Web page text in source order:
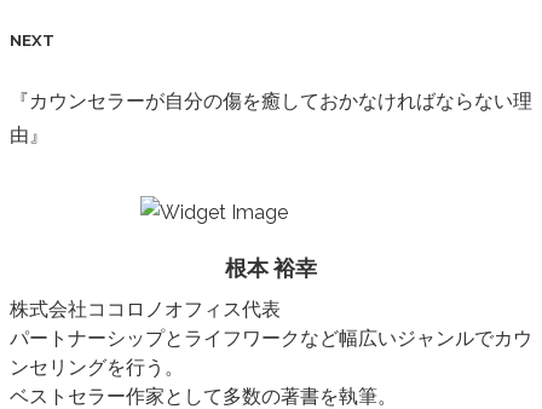
NEXT
『カウンセラーが自分の傷を癒しておかなければならない理
由』
根本 裕幸
株式会社ココロノオフィス代表
パートナーシップとライフワークなど幅広いジャンルでカウ
ンセリングを行う。
ベストセラー作家として多数の著書を執筆。